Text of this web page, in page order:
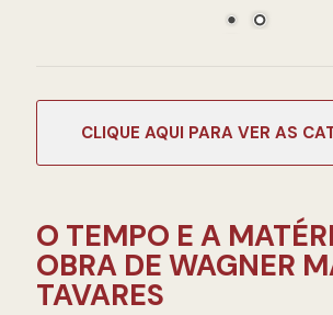
O TEMPO E A
OBRA DE WAGNER
TAVARES